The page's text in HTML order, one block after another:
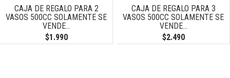
CAJA DE REGALO PARA 2
VASOS 500CC SOLAMENTE SE
VENDE...
$1.990
CAJA DE REGALO PARA 3
VASOS 500CC SOLAMENTE SE
VENDE...
$2.490